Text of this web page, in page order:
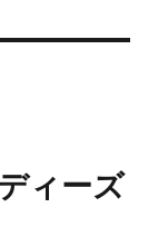
ィーズ